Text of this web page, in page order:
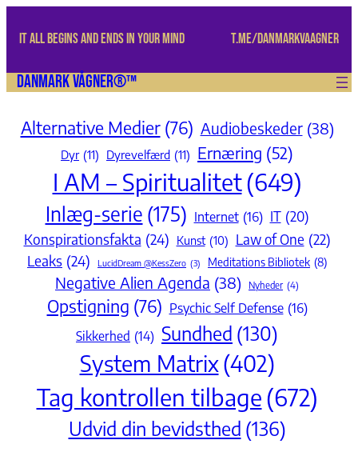
IT ALL BEGINS AND ENDS IN YOUR MIND t.me/danmarkvaagner
Danmark Vågner®™
Alternative Medier (76) Audiobeskeder (38)
Dyr (11) Dyrevelfærd (11) Ernæring (52)
I AM – Spiritualitet(649)
Inlæg-serie (175) Internet (16) IT (20)
Konspirationsfakta (24) Kunst (10) Law of One (22)
Leaks (24) LucidDream @KessZero (3) Meditations Bibliotek (8)
Negative Alien Agenda (38) Nyheder (4)
Opstigning (76) Psychic Self Defense (16)
Sikkerhed (14) Sundhed (130)
System Matrix(402)
Tag kontrollen tilbage(672)
Udvid din bevidsthed (136)